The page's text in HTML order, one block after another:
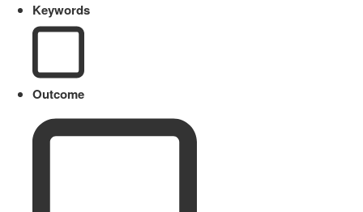
Keywords
Outcome